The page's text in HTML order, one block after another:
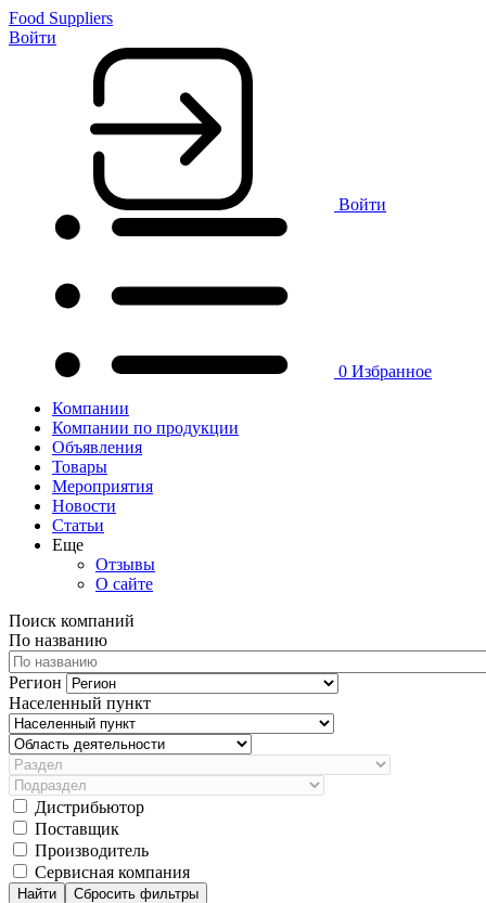
Food Suppliers
Войти
Войти
0 Избранное
Компании
Компании по продукции
Объявления
Товары
Мероприятия
Новости
Статьи
Еще
Отзывы
О сайте
Поиск компаний
По названию
Регион
Населенный пункт
Дистрибьютор
Поставщик
Производитель
Сервисная компания
Сбросить фильтры